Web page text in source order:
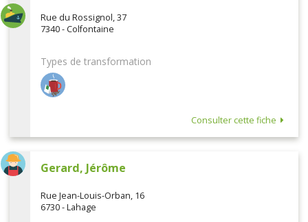
Rue du Rossignol, 37
7340 - Colfontaine
Types de transformation
Consulter cette fiche
Gerard, Jérôme
Rue Jean-Louis-Orban, 16
6730 - Lahage